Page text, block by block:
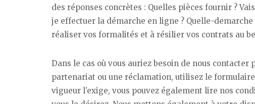
des réponses concrètes : Quelles pièces fournir ?
je effectuer la démarche en ligne ? Quelle-
réaliser vos formalités et à résilier vos contrats au
Dans le cas où vous auriez besoin de nous
partenariat ou une réclamation, utilisez le
vigueur l’exige, vous pouvez également lire nos